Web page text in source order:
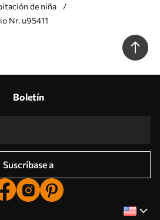
de niña
Nr. u95411
Boletín
Suscríbase a